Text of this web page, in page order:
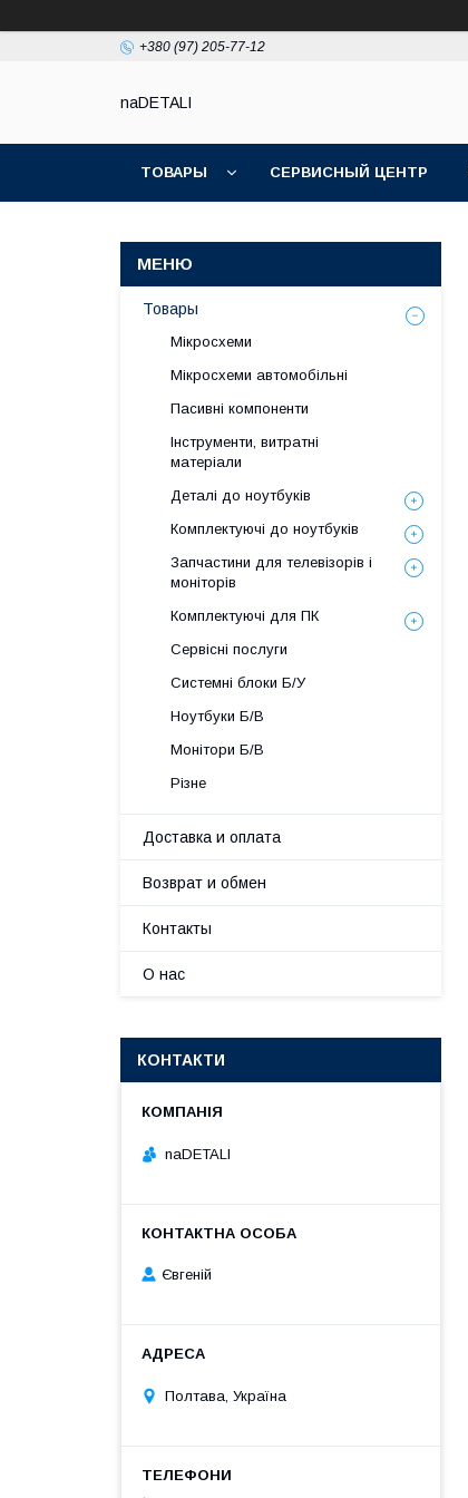
+380 (97) 205-77-12
naDETALI
ТОВАРЫ СЕРВИСНЫЙ ЦЕНТР
Товары
Мікросхеми
Мікросхеми автомобільні
Пасивні компоненти
Інструменти, витратні
матеріали
Деталі до ноутбуків
Комплектуючі до ноутбуків
Запчастини для телевізорів і
моніторів
Комплектуючі для ПК
Сервісні послуги
Системні блоки Б/У
Ноутбуки Б/В
Монітори Б/В
Різне
Доставка и оплата
Возврат и обмен
Контакты
О нас
КОНТАКТИ
naDETALI
Євгеній
Полтава, Україна